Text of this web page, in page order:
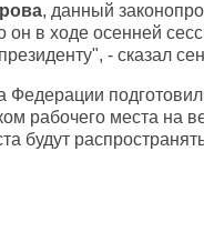
, данный
он в ходе осенней
- сказал
Федерации
рабочего места на
будут